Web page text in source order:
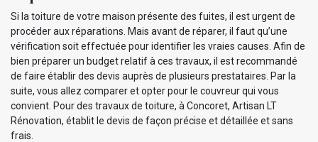
Si la toiture de votre maison présente des fuites, il est urgent de
procéder aux réparations. Mais avant de réparer, il faut qu’une
vérification soit effectuée pour identifier les vraies causes. Afin de
bien préparer un budget relatif à ces travaux, il est recommandé
de faire établir des devis auprès de plusieurs prestataires. Par la
suite, vous allez comparer et opter pour le couvreur qui vous
convient. Pour des travaux de toiture, à Concoret, Artisan LT
Rénovation, établit le devis de façon précise et détaillée et sans
frais.